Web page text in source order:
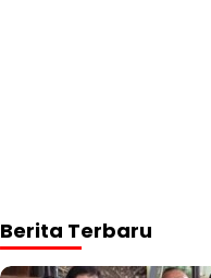
Berita Terbaru